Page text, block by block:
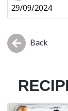
29/09/2024
Back